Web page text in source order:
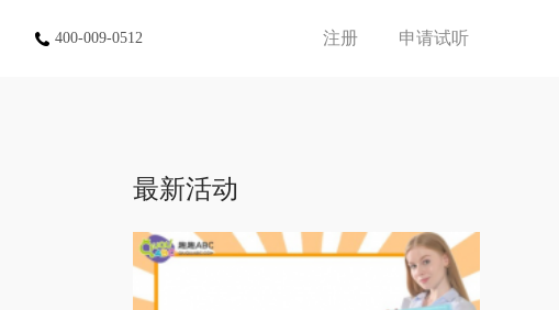
400-009-0512 注册 申请试听
最新活动